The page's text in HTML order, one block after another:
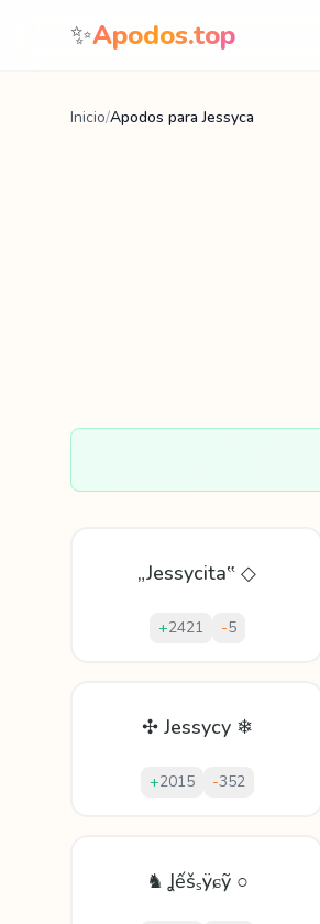
Saltar al contenido
✨Apodos.top
Inicio/Apodos para Jessyca
„Jessycita‟ ◇
+2421 -5
✣ Jessycy ❄
+2015 -352
♞ Ʝếšₛÿɕỹ ○